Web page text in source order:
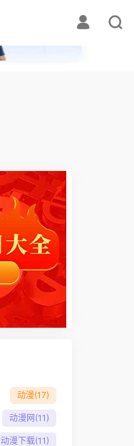
✕
动漫(17)
动漫网 (11)
动漫下载(11)